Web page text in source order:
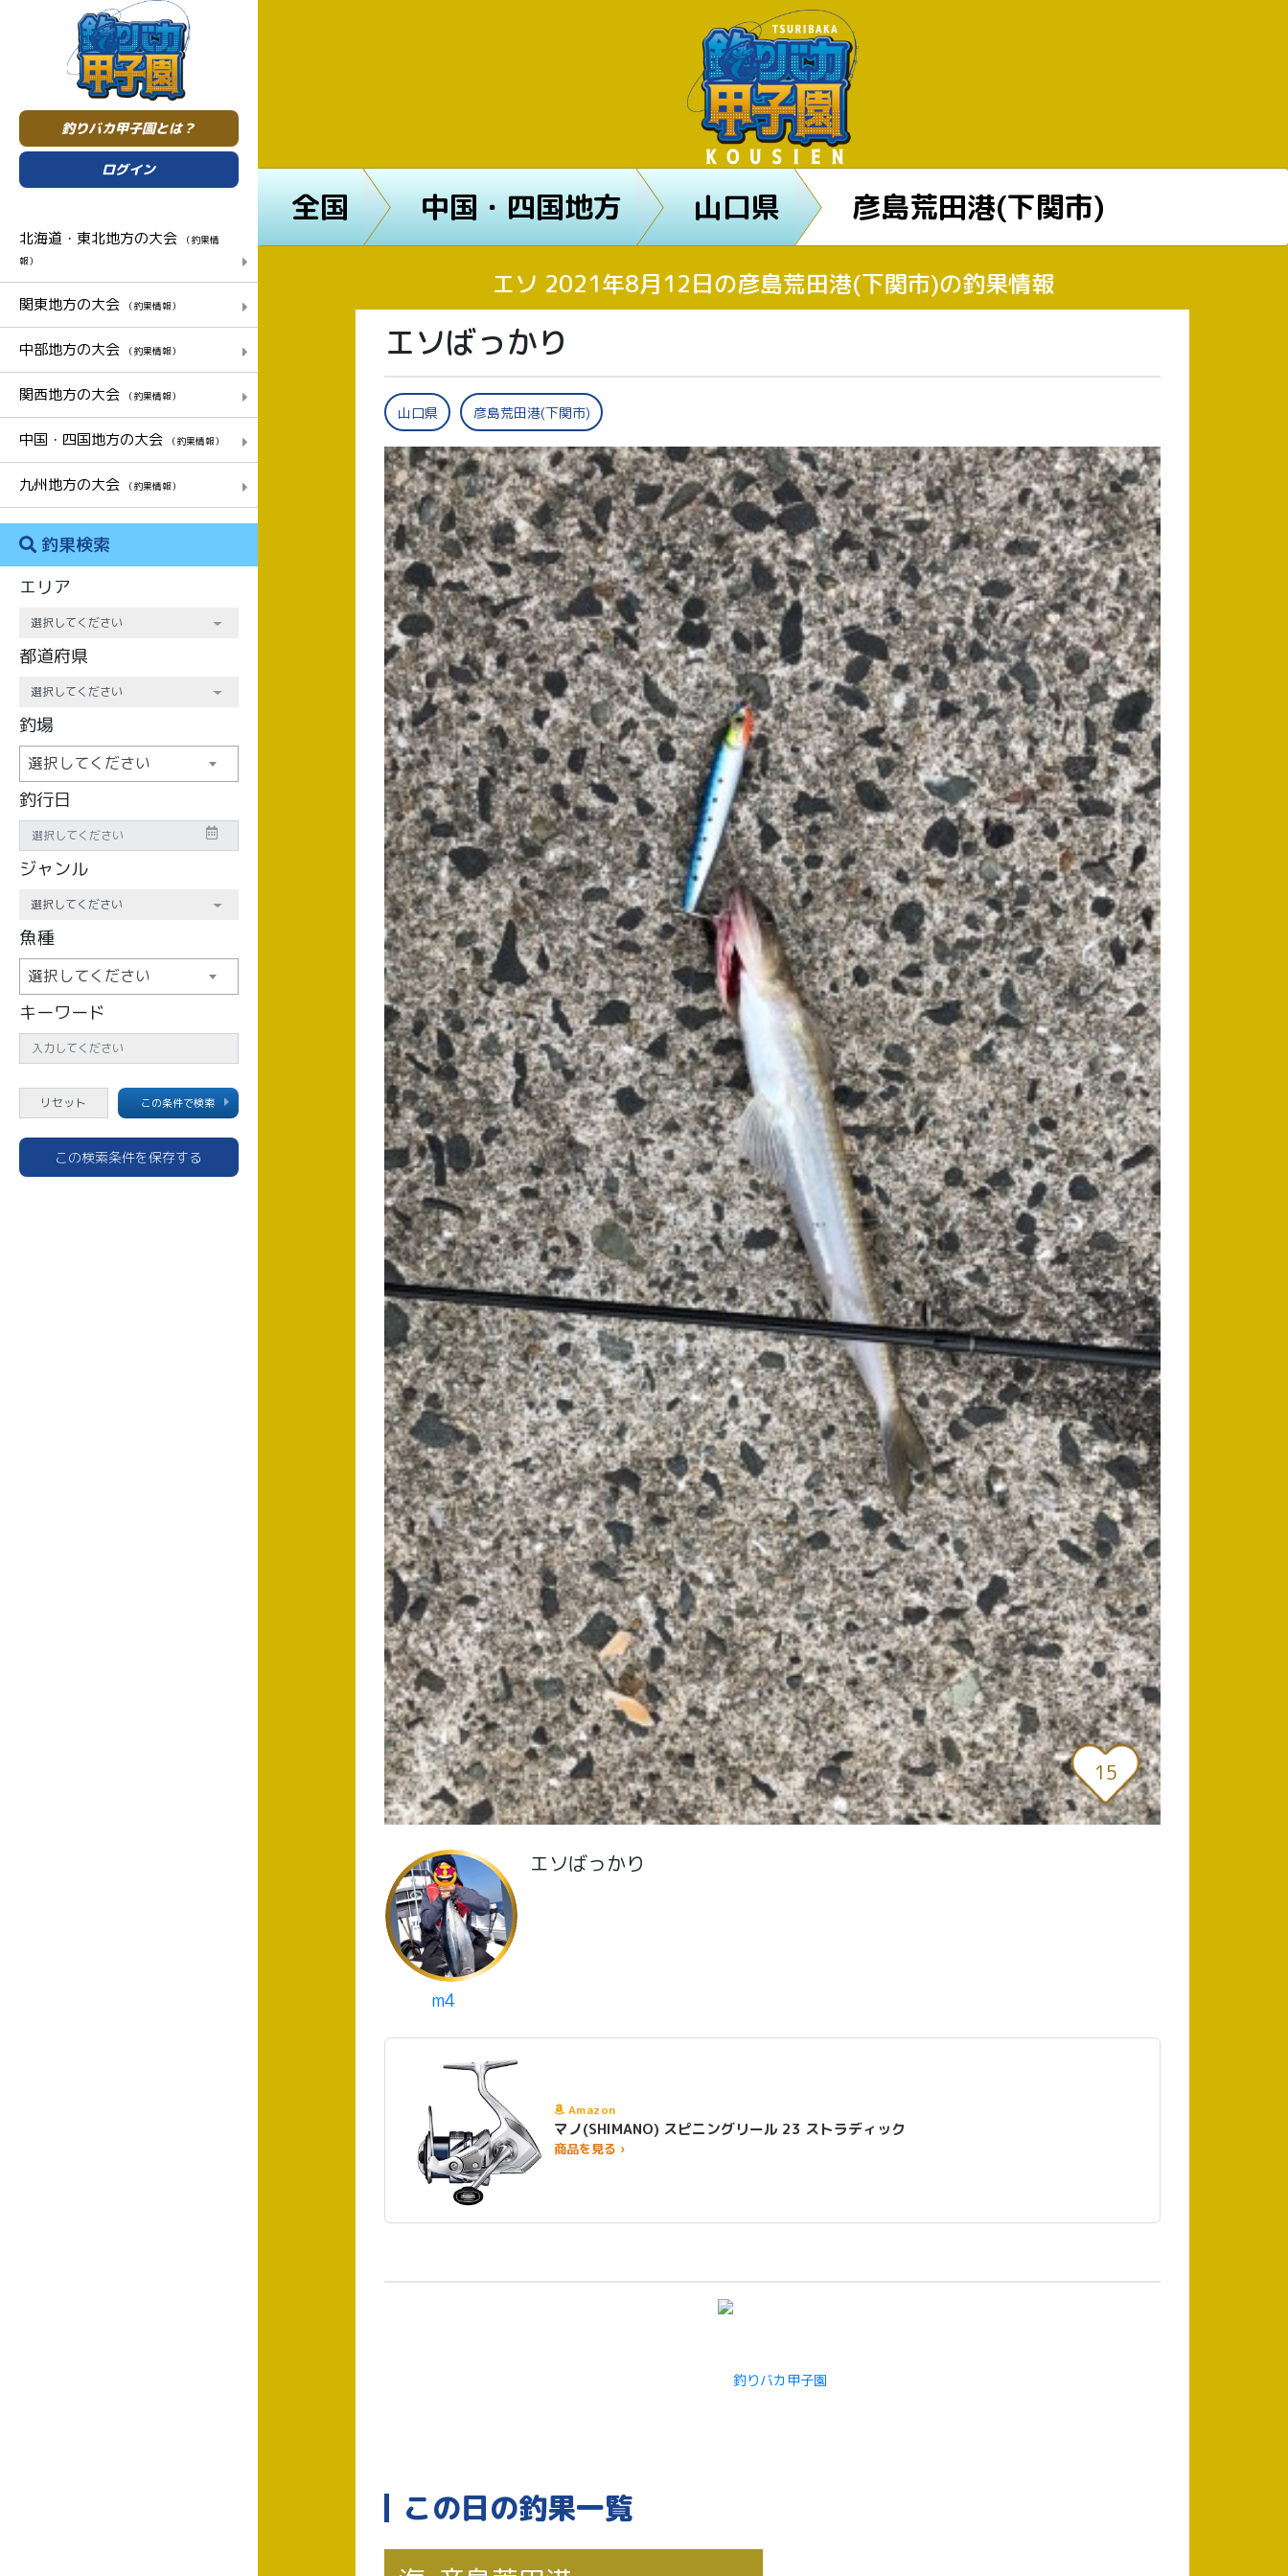
釣りバカ甲子園とは？
ログイン
北海道・東北地方の大会
（釣果情
報）
関東地方の大会 （釣果情報）
中部地方の大会 （釣果情報）
関西地方の大会 （釣果情報）
中国・四国地方の大会 （釣果情報）
九州地方の大会 （釣果情報）
釣果検索
エリア
都道府県
釣場
選択してください
釣行日
ジャンル
魚種
選択してください
キーワード
この条件で検索
この検索条件を保存する
全国 中国・四国地方 山口県 彦島荒田港(下関市)
エソ 2021年8月12日の彦島荒田港(下関市)の釣果情報
エソばっかり
山口県 彦島荒田港(下関市)
15
m4
エソばっかり
Amazon
マノ(SHIMANO) スピニングリール 23 ストラディック
商品を見る ›
この日の釣果一覧